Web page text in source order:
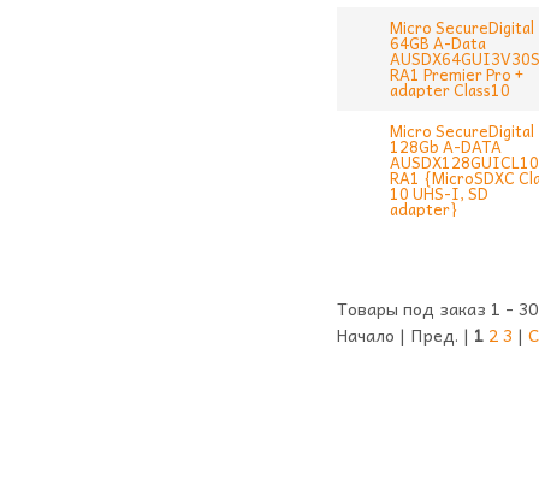
Micro SecureDigital
64GB A-Data
RA1 Premier Pro +
adapter Class10
Micro SecureDigital
128Gb A-DATA
RA1 {MicroSDXC
10 UHS-I, SD
adapter}
Товары под заказ 1 -
Начало | Пред. | 1 23 |